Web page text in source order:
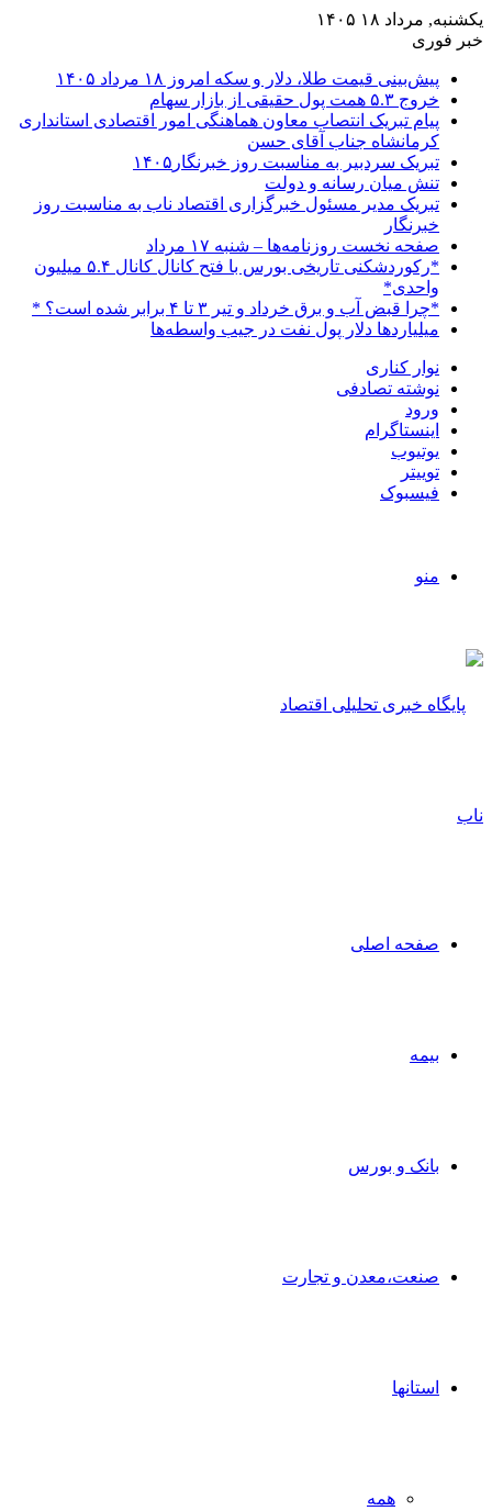
یکشنبه, مرداد ۱۸ ۱۴۰۵
خبر فوری
پیش‌بینی قیمت طلا، دلار و سکه امروز ۱۸ مرداد ۱۴۰۵
خروج ۵.۳ همت پول حقیقی از بازار سهام
پیام تبریک انتصاب معاون هماهنگی امور اقتصادی استانداری
کرمانشاه جناب آقای حسن
تبریک سردبیر به مناسبت روز خبرنگار۱۴۰۵
تنش میان رسانه و دولت
تبریک مدیر مسئول خبرگزاری اقتصاد ناب به مناسبت روز
خبرنگار
صفحه نخست روزنامه‌ها – شنبه ۱۷ مرداد
*رکوردشکنی تاریخی بورس با فتح کانال کانال ۵.۴ میلیون
واحدی*
*چرا قبض آب و برق خرداد و تیر ۳ تا ۴ برابر شده است؟ *
میلیاردها دلار پول نفت در جیب واسطه‌ها
نوار کناری
نوشته تصادفی
ورود
اینستاگرام
یوتیوب
توییتر
فیسبوک
منو
صفحه اصلی
بیمه
بانک و بورس
صنعت،معدن و تجارت
استانها
همه